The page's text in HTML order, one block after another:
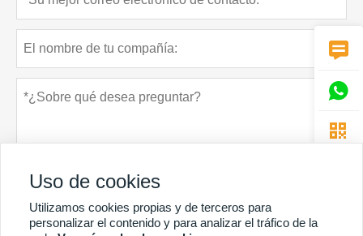



Uso de cookies
Utilizamos cookies propias y de terceros para
personalizar el contenido y para analizar el tráfico de la